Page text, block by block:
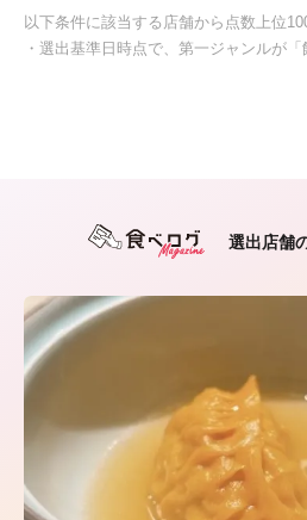
以下条件に該当する店舗から点数上位
・選出基準日時点で、第一ジャンルが
選出店舗